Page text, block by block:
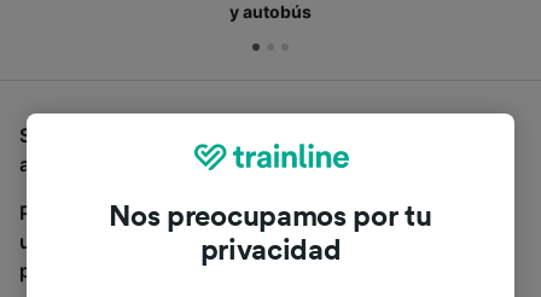
y autobús
Si estás buscando autobuses de Besançon Mouillère
a París, estás en el sitio adecuado.
Para encontrar billetes de autobús, simplemente haz
una búsqueda y nosotros compararemos horarios y
precios tanto de tren como de autobús.
Nos preocupamos por tu
privacidad